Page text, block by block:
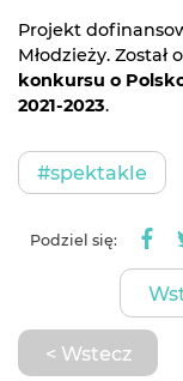
Projekt
Młodzieży.
konkursu o
2021-2023.
#spektakle
Podziel się:
< Wstecz